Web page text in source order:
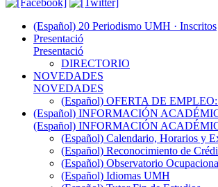
(Español) 20 Periodismo UMH · Inscritos
Presentació
Presentació
DIRECTORIO
NOVEDADES
NOVEDADES
(Español) OFERTA DE EMPLEO:
(Español) INFORMACIÓN
(Español) INFORMACIÓN
(Español) Calendario, Horarios y
(Español) Reconocimiento de
(Español) Observatorio
(Español) Idiomas UMH